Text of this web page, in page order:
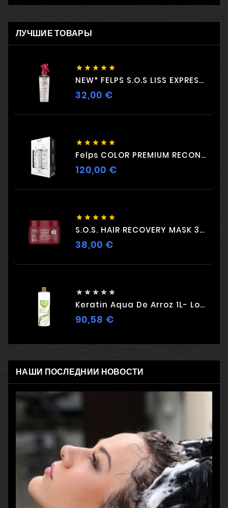
ЛУЧШИЕ ТОВАРЫ
    
NEW* FELPS S.O.S LISS EXPRESS 230ML
32,00 €Цена
    
Felps COLOR PREMIUM RECONSTRUCTION DUO 2 X 500ml
120,00 €Цена
    
S.O.S. HAIR RECOVERY MASK 300G
38,00 €Цена
    
Keratin Aqua De Arroz 1L- Love Potion
90,58 €Цена
НАШИ ПОСЛЕДНИИ НОВОСТИ